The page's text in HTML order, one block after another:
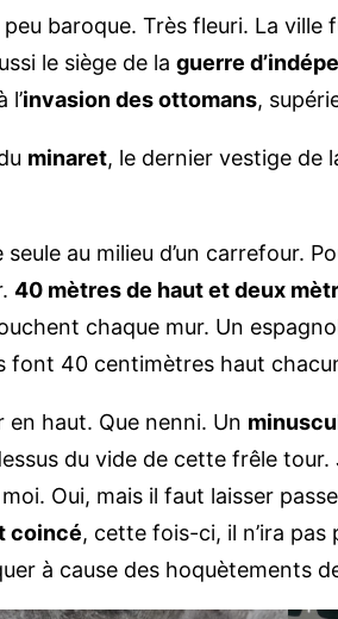
baroque. Très fleuri. La ville
le siège de la guerre
l’invasion des ottomans,
minaret, le dernier vestige de
au milieu d’un carrefour.
40 mètres de haut et deux
chaque mur. Un
font 40 centimètres haut
en haut. Que nenni. Un
du vide de cette frêle
Oui, mais il faut laisser
coincé, cette fois-ci, il n’ira pas
à cause des hoquètements